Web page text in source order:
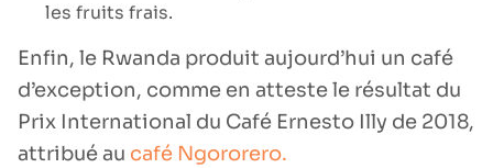
les fruits frais.
Enfin, le Rwanda produit aujourd’hui un café
d’exception, comme en atteste le résultat du
Prix International du Café Ernesto Illy de 2018,
attribué au café Ngororero.